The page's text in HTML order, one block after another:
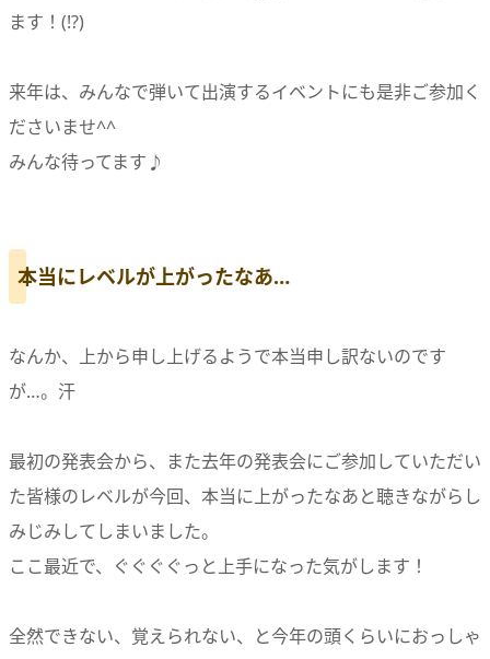
ます！(!?)
来年は、みんなで弾いて出演するイベントにも是非ご参加く
ださいませ^^
みんな待ってます♪
本当にレベルが上がったなあ…
なんか、上から申し上げるようで本当申し訳ないのです
が…。汗
最初の発表会から、また去年の発表会にご参加していただい
た皆様のレベルが今回、本当に上がったなあと聴きながらし
みじみしてしまいました。
ここ最近で、ぐぐぐぐっと上手になった気がします！
全然できない、覚えられない、と今年の頭くらいにおっしゃ